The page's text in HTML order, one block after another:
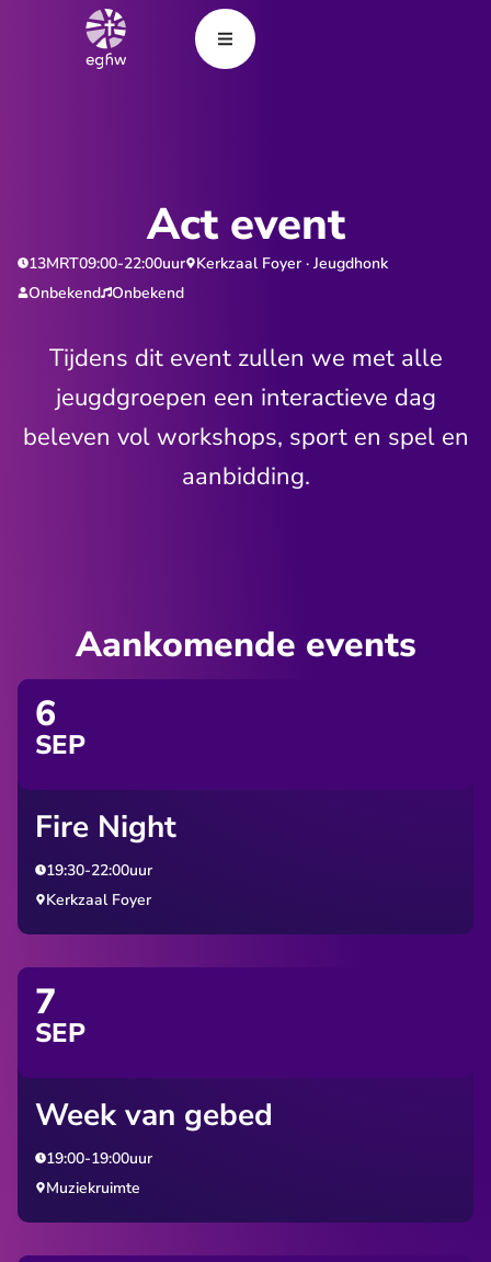
Act event
13MRT09:00-22:00uur Kerkzaal Foyer · Jeugdhonk
Onbekend Onbekend
Tijdens dit event zullen we met alle
jeugdgroepen een interactieve dag
beleven vol workshops, sport en spel en
aanbidding.
Aankomende events
6
SEP
Fire Night
19:30-22:00uur
Kerkzaal Foyer
7
SEP
Week van gebed
19:00-19:00uur
Muziekruimte